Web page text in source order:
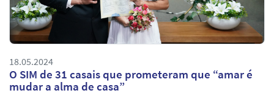
18.05.2024
O SIM de 31 casais que prometeram que “amar é
mudar a alma de casa”